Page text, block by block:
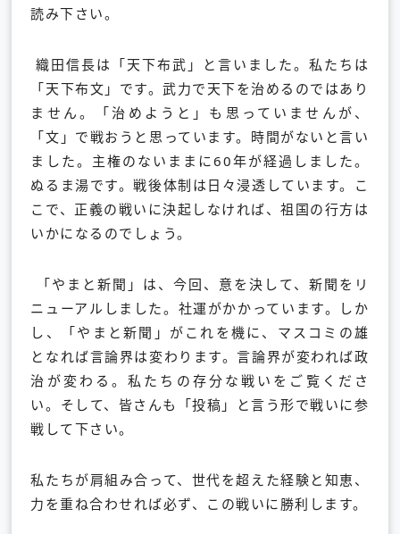
読み下さい。
織田信長は「天下布武」と言いました。私たちは
「天下布文」です。武力で天下を治めるのではあり
ません。「治めようと」も思っていませんが、
「文」で戦おうと思っています。時間がないと言い
ました。主権のないままに60年が経過しました。
ぬるま湯です。戦後体制は日々浸透しています。こ
こで、正義の戦いに決起しなければ、祖国の行方は
いかになるのでしょう。
「やまと新聞」は、今回、意を決して、新聞をリ
ニューアルしました。社運がかかっています。しか
し、「やまと新聞」がこれを機に、マスコミの雄
となれば言論界は変わります。言論界が変われば政
治が変わる。私たちの存分な戦いをご覧くださ
い。そして、皆さんも「投稿」と言う形で戦いに参
戦して下さい。
私たちが肩組み合って、世代を超えた経験と知恵、
力を重ね合わせれば必ず、この戦いに勝利します。